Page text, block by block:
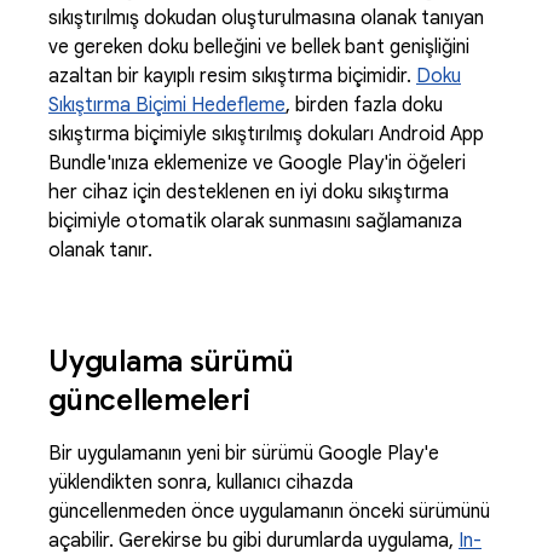
sıkıştırılmış dokudan oluşturulmasına olanak tanıyan
ve gereken doku belleğini ve bellek bant genişliğini
azaltan bir kayıplı resim sıkıştırma biçimidir. Doku
Sıkıştırma Biçimi Hedefleme, birden fazla doku
sıkıştırma biçimiyle sıkıştırılmış dokuları Android App
Bundle'ınıza eklemenize ve Google Play'in öğeleri
her cihaz için desteklenen en iyi doku sıkıştırma
biçimiyle otomatik olarak sunmasını sağlamanıza
olanak tanır.
Uygulama sürümü
güncellemeleri
Bir uygulamanın yeni bir sürümü Google Play'e
yüklendikten sonra, kullanıcı cihazda
güncellenmeden önce uygulamanın önceki sürümünü
açabilir. Gerekirse bu gibi durumlarda uygulama, In-